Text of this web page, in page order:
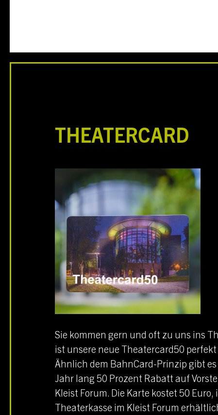
THEATERCARD
Sie kommen gern und oft zu uns ins
ist unsere neue Theatercard50 perfekt
Ähnlich dem BahnCard-Prinzip gibt
Jahr lang 50 Prozent Rabatt auf
Kleist Forum. Die Karte kostet 50
Theaterkasse im Kleist Forum